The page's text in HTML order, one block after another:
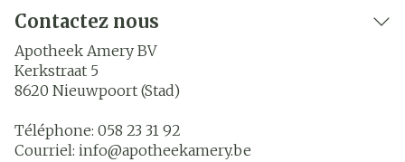
Contactez nous
Apotheek Amery BV
Kerkstraat 5
8620 Nieuwpoort (Stad)
Téléphone: 058 23 31 92
Courriel: info@apotheekamery.be